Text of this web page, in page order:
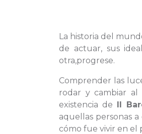
La historia del
de actuar, sus
otra,progrese.
Comprender las
rodar y cambiar al
existencia de Il
aquellas personas
cómo fue vivir en el